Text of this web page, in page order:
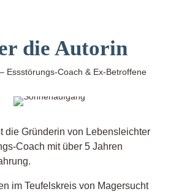
die Autorin
Essstörungs-Coach & Ex-Betroffene
die Gründerin von Lebensleichter
Coach mit über 5 Jahren
im Teufelskreis von Magersucht